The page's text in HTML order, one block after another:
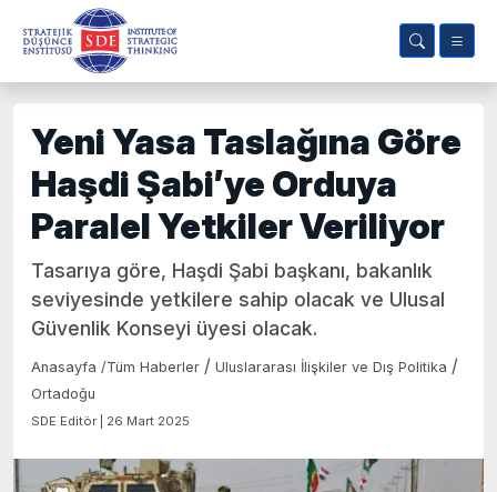
Yeni Yasa Taslağına Göre
Haşdi Şabi’ye Orduya
Paralel Yetkiler Veriliyor
Tasarıya göre, Haşdi Şabi başkanı, bakanlık
seviyesinde yetkilere sahip olacak ve Ulusal
Güvenlik Konseyi üyesi olacak.
Anasayfa /Tüm Haberler / Uluslararası İlişkiler ve Dış Politika /
Ortadoğu
SDE Editör | 26 Mart 2025